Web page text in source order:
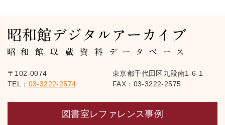
〒102-0074
東京都千代田区九段南1-6-1
TEL： 03-3222-2574 FAX：03-3222-2575
図書室レファレンス事例